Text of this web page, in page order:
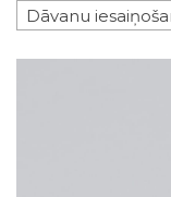
Dāvanu